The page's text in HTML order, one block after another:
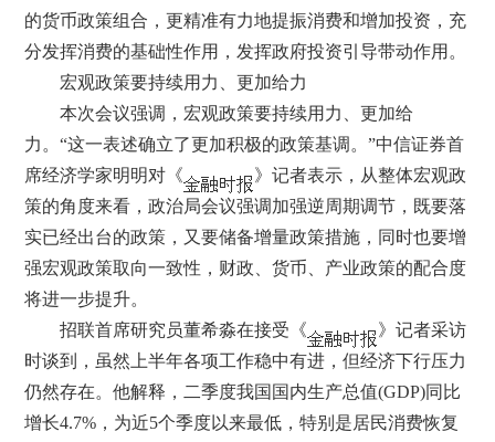
的货币政策组合，更精准有力地提振消费和增加投资，充
分发挥消费的基础性作用，发挥政府投资引导带动作用。
宏观政策要持续用力、更加给力
本次会议强调，宏观政策要持续用力、更加给
力。“这一表述确立了更加积极的政策基调。”中信证券首
席经济学家明明对《
》记者表示，从整体宏观政
策的角度来看，政治局会议强调加强逆周期调节，既要落
实已经出台的政策，又要储备增量政策措施，同时也要增
强宏观政策取向一致性，财政、货币、产业政策的配合度
将进一步提升。
招联首席研究员董希淼在接受《
》记者采访
时谈到，虽然上半年各项工作稳中有进，但经济下行压力
仍然存在。他解释，二季度我国国内生产总值(GDP)同比
增长4.7%，为近5个季度以来最低，特别是居民消费恢复